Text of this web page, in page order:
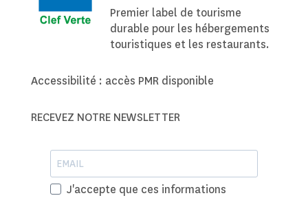
Premier label de tourisme
durable pour les hébergements
touristiques et les restaurants.
Accessibilité : accès PMR disponible
RECEVEZ NOTRE NEWSLETTER
J'accepte que ces informations